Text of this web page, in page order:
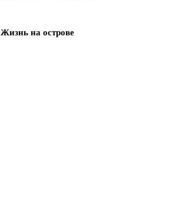
Жизнь на острове